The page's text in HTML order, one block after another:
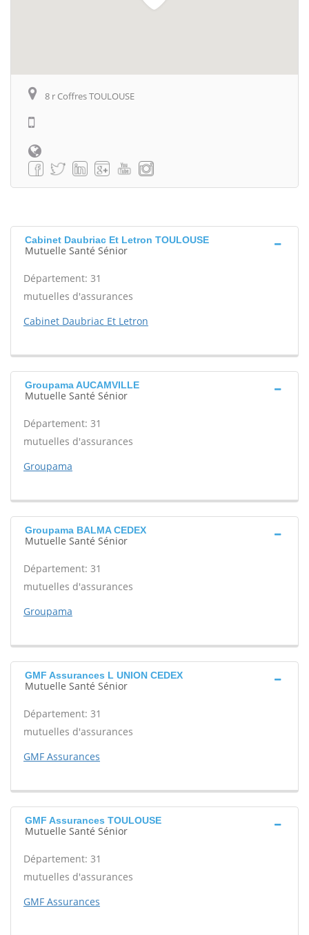
8 r Coffres TOULOUSE
Cabinet Daubriac Et Letron TOULOUSE
Mutuelle Santé Sénior
Département: 31
mutuelles d'assurances
Cabinet Daubriac Et Letron
Groupama AUCAMVILLE
Mutuelle Santé Sénior
Département: 31
mutuelles d'assurances
Groupama
Groupama BALMA CEDEX
Mutuelle Santé Sénior
Département: 31
mutuelles d'assurances
Groupama
GMF Assurances L UNION CEDEX
Mutuelle Santé Sénior
Département: 31
mutuelles d'assurances
GMF Assurances
GMF Assurances TOULOUSE
Mutuelle Santé Sénior
Département: 31
mutuelles d'assurances
GMF Assurances